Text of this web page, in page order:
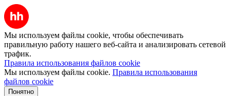
Мы используем файлы cookie, чтобы обеспечивать
правильную работу нашего веб-сайта и анализировать сетевой
трафик.
Правила использования файлов cookie
Мы используем файлы cookie. Правила использования
файлов cookie
Понятно